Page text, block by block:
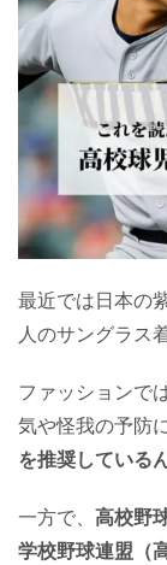
最近では日本の
人のサングラス
ファッションで
気や怪我の予防
を推奨している
一方で、 高校野
学校野球連盟（